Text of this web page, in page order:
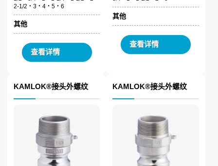
2-1/2・3・4・5・6
其他
查看详情
其他
查看详情
KAMLOK®接头外螺纹 KAMLOK®接头外螺纹